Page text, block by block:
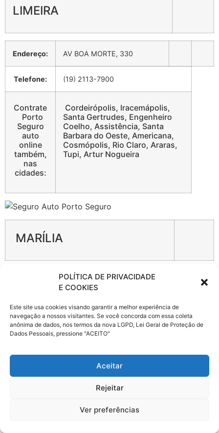
POLÍTICA DE PRIVACIDADE
E COOKIES
Este site usa cookies visando garantir a melhor experiência de
navegação a nossos visitantes. Se você concorda com essa coleta
anônima de dados, nos termos da nova LGPD, Lei Geral de Proteção de
Dados Pessoais, pressione "ACEITO"
Aceitar
Rejeitar
Ver preferências
LIMEIRA
Endereço: AV BOA MORTE, 330
Telefone: (19) 2113-7900
Contrate
Porto
Seguro
auto
online
também,
nas
cidades:
Cordeirópolis, Iracemápolis,
Santa Gertrudes, Engenheiro
Coelho, Assistência, Santa
Barbara do Oeste, Americana,
Cosmópolis, Rio Claro, Araras,
Tupi, Artur Nogueira
MARÍLIA
AV CASTRO ALVES, 1745
Telefone: (14) 3402-9100
Contrate
Seguro
Lacio, Dirceu, Padre Nóbrega,
Amaral, Avencas, Jafa, Rosália,
Lupércio, caucu, Pompéia